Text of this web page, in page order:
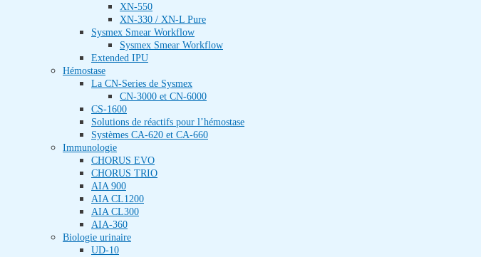
XN-550
XN-330 / XN-L Pure
Sysmex Smear Workflow
Sysmex Smear Workflow
Extended IPU
Hémostase
La CN-Series de Sysmex​
CN-3000 et CN-6000
CS-1600
Solutions de réactifs pour l’hémostase
Systèmes CA-620 et CA-660
Immunologie
CHORUS EVO
CHORUS TRIO
AIA 900
AIA CL1200
AIA CL300
AIA-360
Biologie urinaire
UD-10